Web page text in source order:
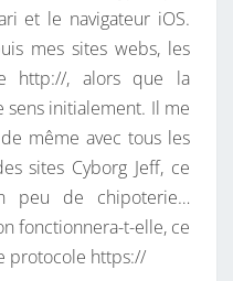
et le navigateur iOS.
mes sites webs, les
http://, alors que la
sens initialement. Il me
même avec tous les
sites Cyborg Jeff, ce
peu de chipoterie…
fonctionnera-t-elle, ce
protocole https://